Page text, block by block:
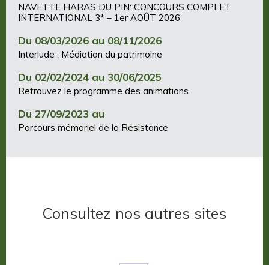
NAVETTE HARAS DU PIN: CONCOURS COMPLET
INTERNATIONAL 3* – 1er AOÛT 2026
Du 08/03/2026 au 08/11/2026
Interlude : Médiation du patrimoine
Du 02/02/2024 au 30/06/2025
Retrouvez le programme des animations
Du 27/09/2023 au
Parcours mémoriel de la Résistance
Consultez nos autres sites